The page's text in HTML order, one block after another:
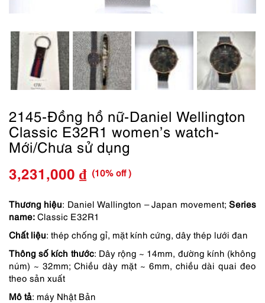
2145-Đồng hồ nữ-Daniel Wellington
Classic E32R1 women’s watch-
Mới/Chưa sử dụng
Giá
gốc
là:
3,590,000 ₫.
3,231,000 ₫
Giá
hiện
tại
là:
3,231,000 ₫.
(10% off )
Thương hiệu: Daniel Wallington – Japan movement;Series
name: Classic E32R1
Chất liệu: thép chống gỉ, mặt kính cứng, dây thép lưới đan
Thông số kích thước: Dây rộng ~ 14mm, đường kính (không
núm) ~ 32mm; Chiều dày mặt ~ 6mm, chiều dài quai đeo
theo sản xuất
Mô tả: máy Nhật Bản